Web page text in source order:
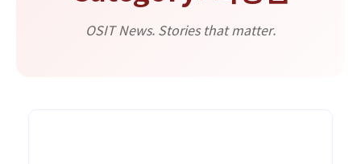
OSIT News. Stories that matter.